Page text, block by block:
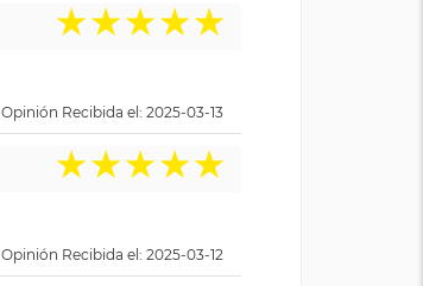
★★★★★
Opinión Recibida el: 2025-03-13
★★★★★
Opinión Recibida el: 2025-03-12